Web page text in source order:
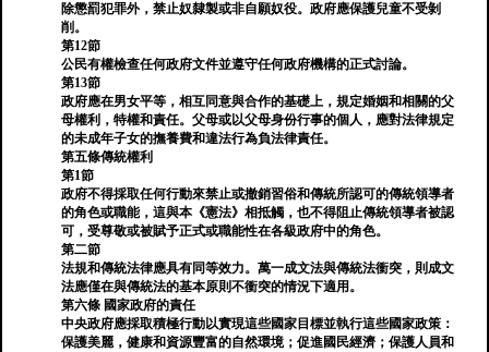
除懲罰犯罪外，禁止奴隸製或非自願奴役。政府應保護兒童不受剝
削。
第12節
公民有權檢查任何政府文件並遵守任何政府機構的正式討論。
第13節
政府應在男女平等，相互同意與合作的基礎上，規定婚姻和相關的父
母權利，特權和責任。父母或以父母身份行事的個人，應對法律規定
的未成年子女的撫養費和違法行為負法律責任。
第五條傳統權利
第1節
政府不得採取任何行動來禁止或撤銷習俗和傳統所認可的傳統領導者
的角色或職能，這與本《憲法》相抵觸，也不得阻止傳統領導者被認
可，受尊敬或被賦予正式或職能性在各級政府中的角色。
第二節
法規和傳統法律應具有同等效力。萬一成文法與傳統法衝突，則成文
法應僅在與傳統法的基本原則不衝突的情況下適用。
第六條 國家政府的責任
中央政府應採取積極行動以實現這些國家目標並執行這些國家政策：
保護美麗，健康和資源豐富的自然環境；促進國民經濟；保護人員和